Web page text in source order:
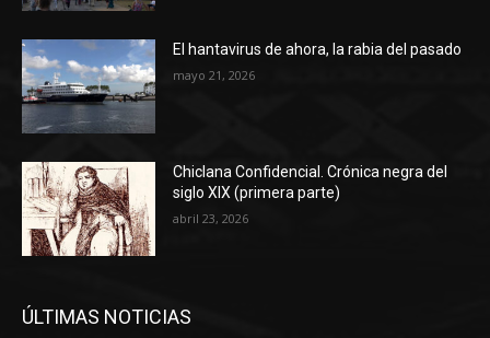
El hantavirus de ahora, la rabia del pasado
mayo 21, 2026
Chiclana Confidencial. Crónica negra del
siglo XIX (primera parte)
abril 23, 2026
ÚLTIMAS NOTICIAS